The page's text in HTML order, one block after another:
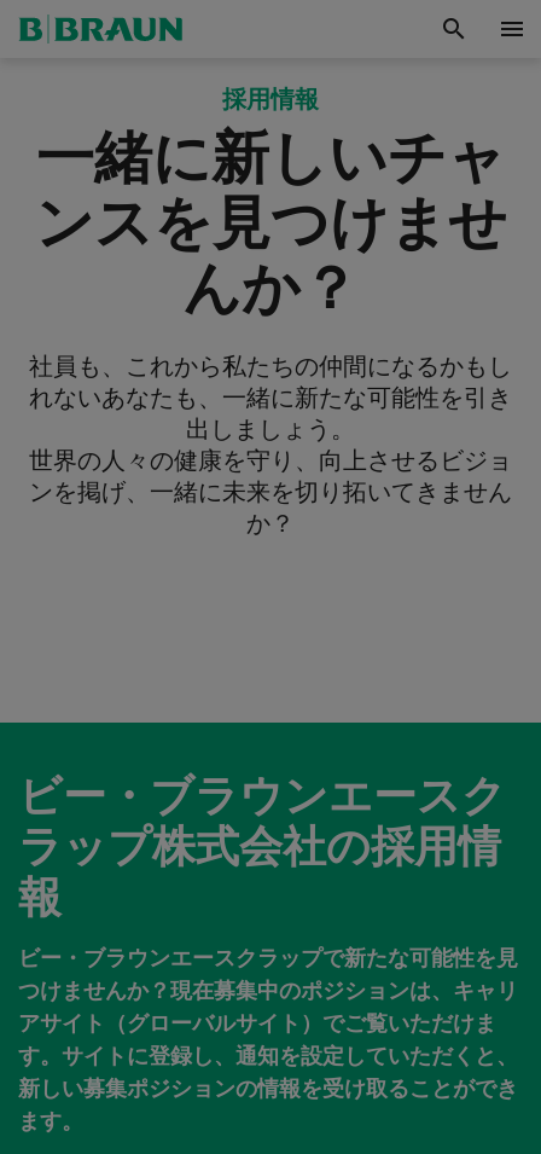
search menu
採用情報
一緒に新しいチャ
ンスを見つけませ
んか？
社員も、これから私たちの仲間になるかもし
れないあなたも、一緒に新たな可能性を引き
出しましょう。
世界の人々の健康を守り、向上させるビジョ
ンを掲げ、一緒に未来を切り拓いてきません
か？
ビー・ブラウンエースク
ラップ株式会社の採用情
報
ビー・ブラウンエースクラップで新たな可能性を見
つけませんか？現在募集中のポジションは、キャリ
アサイト（グローバルサイト）でご覧いただけま
す。サイトに登録し、通知を設定していただくと、
新しい募集ポジションの情報を受け取ることができ
ます。